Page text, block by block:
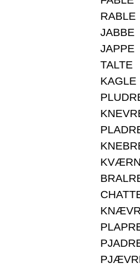
RABLE
JABBE
JAPPE
TALTE
KAGLE